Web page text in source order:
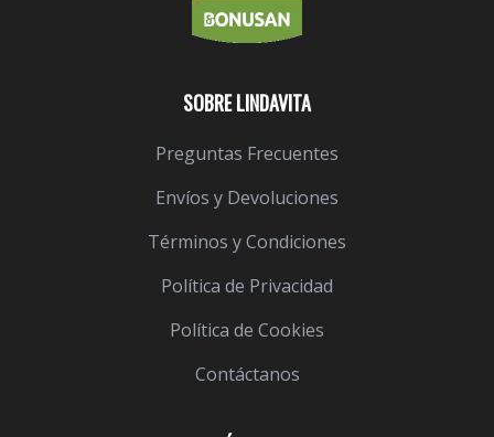
SOBRE LINDAVITA
Preguntas Frecuentes
Envíos y Devoluciones
Términos y Condiciones
Política de Privacidad
Política de Cookies
Contáctanos